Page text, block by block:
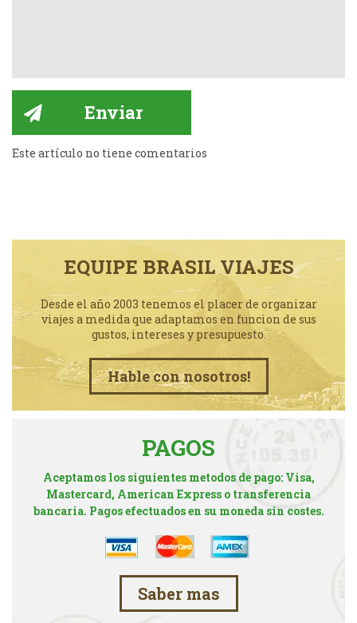
Este artículo no tiene comentarios
EQUIPE BRASIL VIAJES
Desde el año 2003 tenemos el placer de organizar
viajes a medida que adaptamos en funcion de sus
gustos, intereses y presupuesto.
Hable con nosotros!
PAGOS
Aceptamos los siguientes metodos de pago: Visa,
Mastercard, American Express o transferencia
bancaria. Pagos efectuados en su moneda sin costes.
Saber mas